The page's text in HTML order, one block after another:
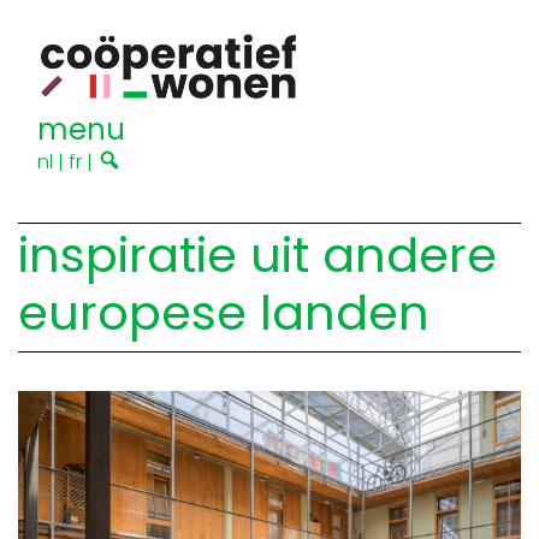
menu
nl | fr |
inspiratie uit andere
europese landen